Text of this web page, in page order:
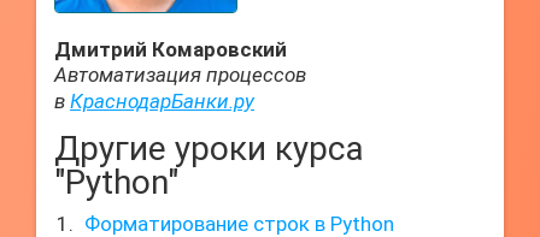
Дмитрий Комаровский
Автоматизация процессов
в КраснодарБанки.ру
Другие уроки курса
"Python"
Форматирование строк в Python